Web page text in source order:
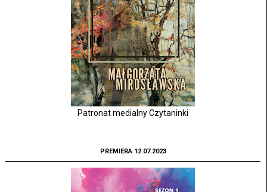
Patronat medialny Czytaninki
PREMIERA 12.07.2023